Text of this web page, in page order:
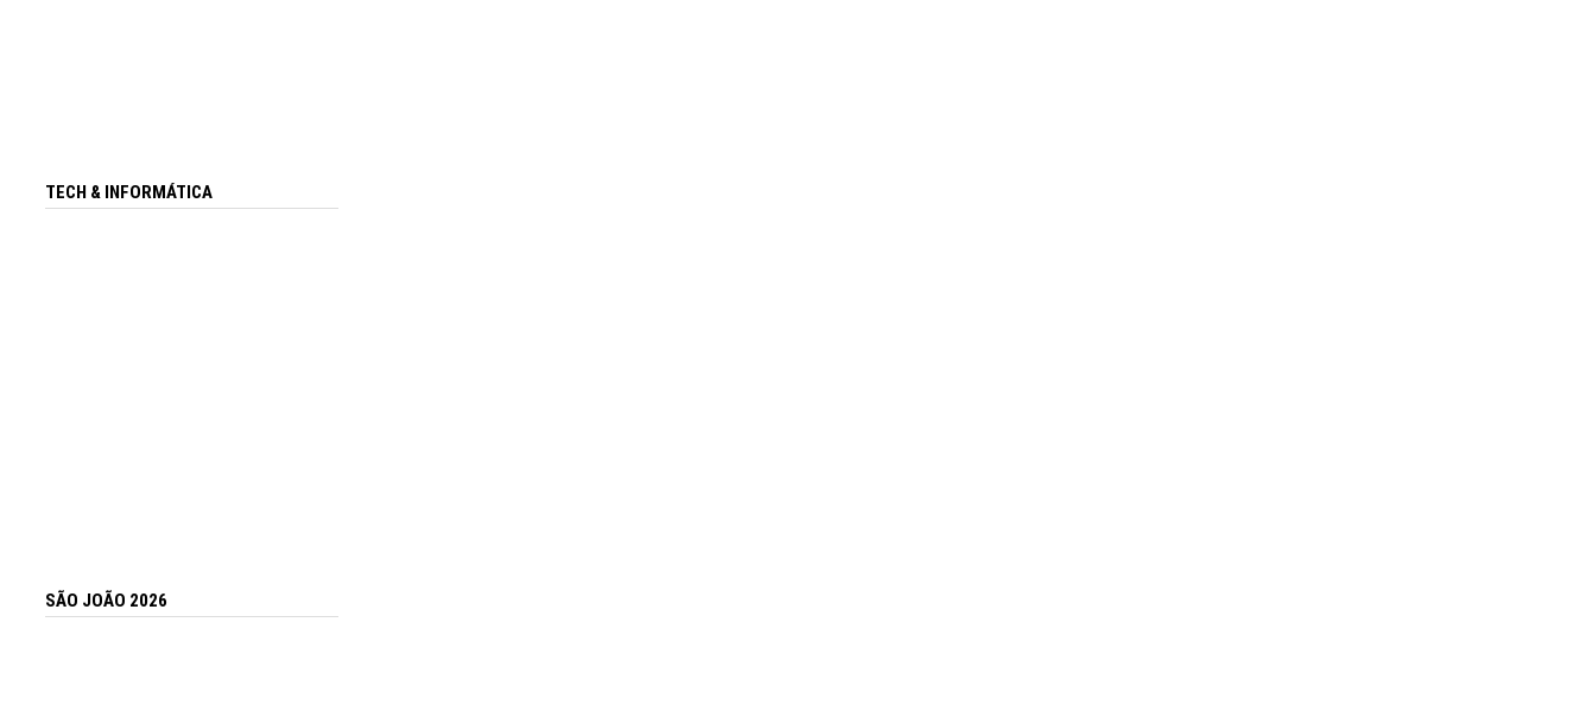
TECH & INFORMÁTICA
SÃO JOÃO 2026